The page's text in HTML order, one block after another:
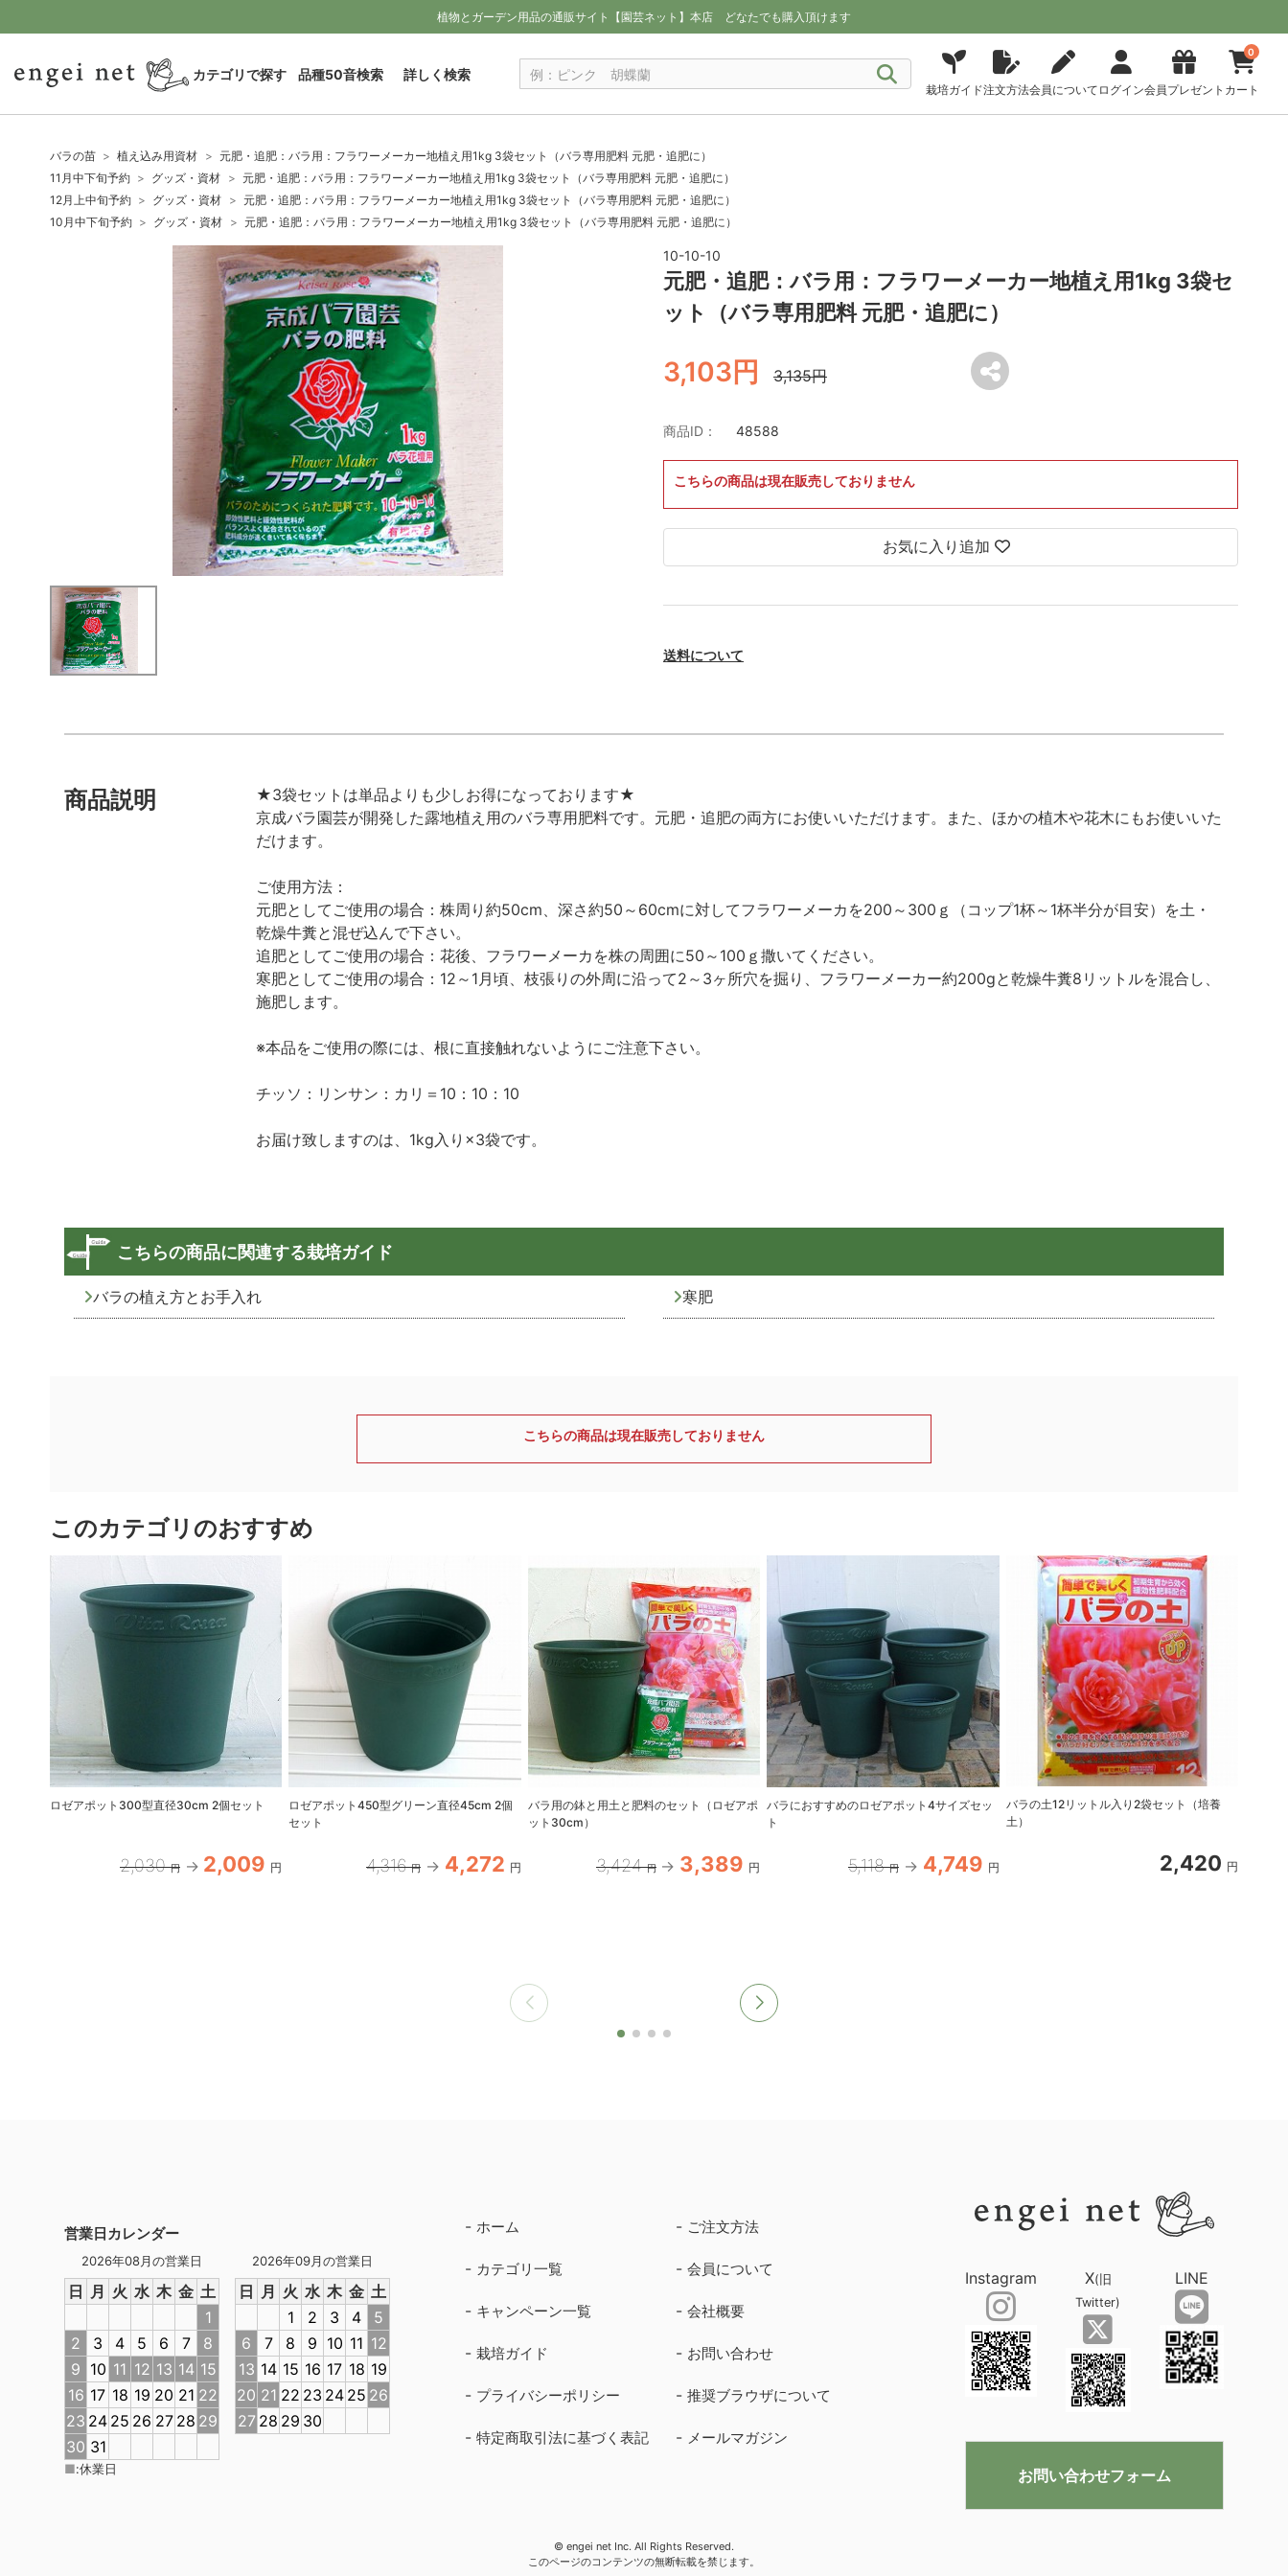
植物とガーデン用品の通販サイト【園芸ネット】本店 どなたでも購入頂けます
カテゴリで探す 品種50音検索 詳しく検索
栽培ガイド注文方法会員について ログイン会員プレゼント
0
カート
バラの苗 植え込み用資材
元肥・追肥：バラ用：フラワーメーカー地植え用1kg 3袋セット（バラ専用肥料 元肥・追肥に）
11月中下旬予約
グッズ・資材
元肥・追肥：バラ用：フラワーメーカー地植え用1kg 3袋セット（バラ専用肥料 元肥・追肥に）
12月上中旬予約
グッズ・資材
元肥・追肥：バラ用：フラワーメーカー地植え用1kg 3袋セット（バラ専用肥料 元肥・追肥に）
10月中下旬予約
グッズ・資材 元肥・追肥：バラ用：フラワーメーカー地植え用1kg 3袋セット（バラ専用肥料 元肥・追肥に）
10-10-10
元肥・追肥：バラ用：フラワーメーカー地植え用1kg 3袋セ
ット（バラ専用肥料 元肥・追肥に）
3,103円 3,135円
商品ID： 48588
こちらの商品は現在販売しておりません
お気に入り追加
送料について
商品説明
★3袋セットは単品よりも少しお得になっております★
京成バラ園芸が開発した露地植え用のバラ専用肥料です。元肥・追肥の両方にお使いいただけます。また、ほかの植木や花木にもお使いいた
だけます。
ご使用方法：
元肥としてご使用の場合：株周り約50cm、深さ約50～60cmに対してフラワーメーカを200～300ｇ（コップ1杯～1杯半分が目安）を土・
乾燥牛糞と混ぜ込んで下さい。
追肥としてご使用の場合：花後、フラワーメーカを株の周囲に50～100ｇ撒いてください。
寒肥としてご使用の場合：12～1月頃、枝張りの外周に沿って2～3ヶ所穴を掘り、フラワーメーカー約200gと乾燥牛糞8リットルを混合し、
施肥します。
※本品をご使用の際には、根に直接触れないようにご注意下さい。
チッソ：リンサン：カリ＝10：10：10
お届け致しますのは、1kg入り×3袋です。
こちらの商品に関連する栽培ガイド
バラの植え方とお手入れ 寒肥
こちらの商品は現在販売しておりません
このカテゴリのおすすめ
ロゼアポット300型直径30cm 2個セット
2,030 円 2,009 円
ロゼアポット450型グリーン直径45cm 2個
セット
4,316 円 4,272 円
バラ用の鉢と用土と肥料のセット（ロゼアポ
ット30cm）
3,424 円 3,389 円
バラにおすすめのロゼアポット4サイズセッ
ト
5,118 円 4,749 円
バラの土12リットル入り2袋セット（培養
土）
2,420 円
営業日カレンダー
2026年08月の営業日
日 月 火 水 木 金 土
1
2
3 4 5 6 7
8
9 10 11 12 13 14 15
16 17 18 19 20 21 22
23 24 25 26 27 28 29
30 31
2026年09月の営業日
日 月 火 水 木 金 土
1
2 3 4
5
6
7 8 9 10 11 12
13 14 15 16 17 18 19
20 21 22 23 24 25 26
27 28 29 30
■:休業日
ホーム ご注文方法
カテゴリ一覧 会員について
キャンペーン一覧 会社概要
栽培ガイド お問い合わせ
プライバシーポリシー 推奨ブラウザについて
特定商取引法に基づく表記 メールマガジン
Instagram X(旧
Twitter)
LINE
お問い合わせフォーム
© engei net Inc. All Rights Reserved.
このページのコンテンツの無断転載を禁じます。